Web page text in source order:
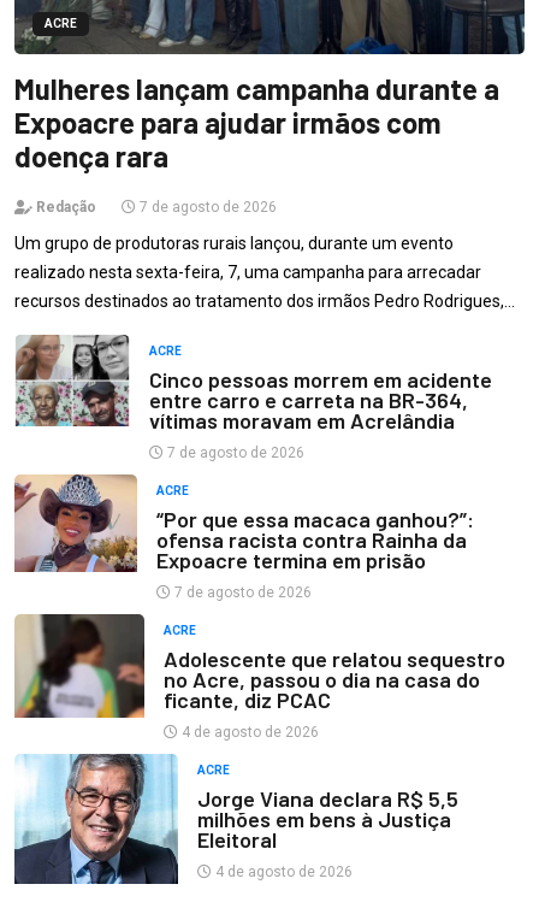
ACRE
Mulheres lançam campanha durante a
Expoacre para ajudar irmãos com
doença rara
Redação 7 de agosto de 2026
Um grupo de produtoras rurais lançou, durante um evento
realizado nesta sexta-feira, 7, uma campanha para arrecadar
recursos destinados ao tratamento dos irmãos Pedro Rodrigues,…
ACRE
Cinco pessoas morrem em acidente
entre carro e carreta na BR-364,
vítimas moravam em Acrelândia
7 de agosto de 2026
ACRE
“Por que essa macaca ganhou?”:
ofensa racista contra Rainha da
Expoacre termina em prisão
7 de agosto de 2026
ACRE
Adolescente que relatou sequestro
no Acre, passou o dia na casa do
ficante, diz PCAC
4 de agosto de 2026
ACRE
Jorge Viana declara R$ 5,5
milhões em bens à Justiça
Eleitoral
4 de agosto de 2026